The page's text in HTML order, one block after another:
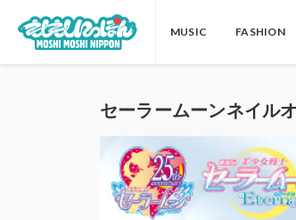
MUSIC FASHION
セーラームーンネイル